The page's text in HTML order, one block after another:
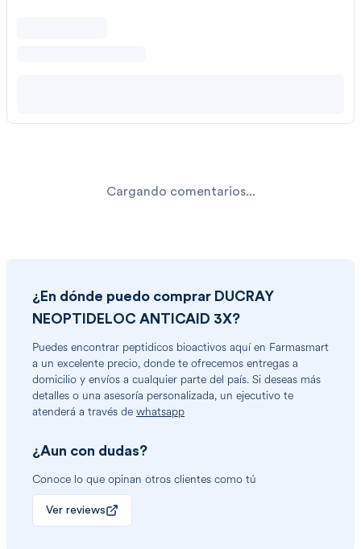
Cargando comentarios...
¿En dónde puedo comprar DUCRAY
NEOPTIDELOC ANTICAID 3X?
Puedes encontrar peptidicos bioactivos aquí en Farmasmart
a un excelente precio, donde te ofrecemos entregas a
domicilio y envíos a cualquier parte del país. Si deseas más
detalles o una asesoría personalizada, un ejecutivo te
atenderá a través de whatsapp
¿Aun con dudas?
Conoce lo que opinan otros clientes como tú
Ver reviews